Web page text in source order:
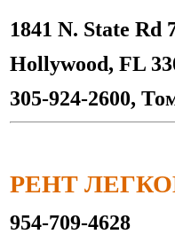
1841 N. State Rd
Hollywood, FL
305-924-2600,
РЕНТ
954-709-4628